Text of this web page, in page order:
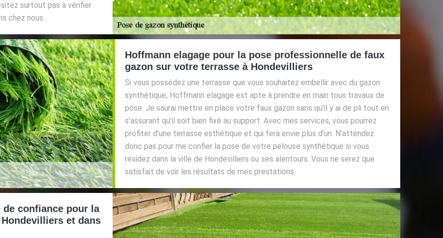
surtout pas à vérifier
chez nous.
Hoffmann elagage pour la pose professionnelle de faux
gazon sur votre terrasse à Hondevilliers
Si vous possédez une terrasse que vous souhaitez embellir avec du gazon
synthétique, Hoffmann elagage est apte à prendre en main tous travaux de
pose. Je saurai mettre en place votre faux gazon sans qu’il y ai de pli tout en
s’assurant qu’il soit bien fixé au support. Avec mes services, vous pourrez
profiter d’une terrasse esthétique et qui fera envie plus d’un. N’attendez
donc pas pour me confier la pose de votre pelouse synthétique si vous
résidez dans la ville de Hondevilliers ou ses alentours. Vous ne serez que
satisfait de voir les résultats de mes prestations.
de confiance pour la
et dans